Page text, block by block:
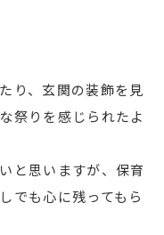
り、玄関の装飾を見
祭りを感じられたよ
と思いますが、保育
でも心に残ってもら